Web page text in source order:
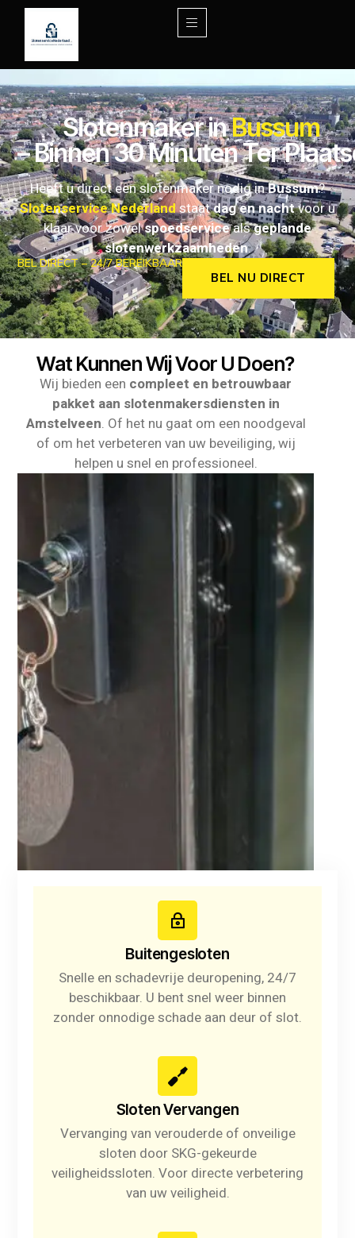
Slotenmaker inBussum
– Binnen 30 Minuten Ter
Heeft u direct een slotenmaker nodig inBussum?
Slotenservice Nederlandstaatdag en nachtvoor u
klaar voor zowelspoedservicealsgeplande
slotenwerkzaamheden.
BEL DIRECT – 24/7 BEREIKBAAR
BEL NU DIRECT
Wat Kunnen Wij Voor U Doen?
Wij bieden een compleet en betrouwbaar
pakket aan slotenmakersdiensten in
Amstelveen. Of het nu gaat om een noodgeval
of om het verbeteren van uw beveiliging, wij
helpen u snel en professioneel.
Buitengesloten
Snelle en schadevrije deuropening, 24/7
beschikbaar. U bent snel weer binnen
zonder onnodige schade aan deur of slot.
Sloten Vervangen
Vervanging van verouderde of onveilige
sloten door SKG-gekeurde
veiligheidssloten. Voor directe verbetering
van uw veiligheid.